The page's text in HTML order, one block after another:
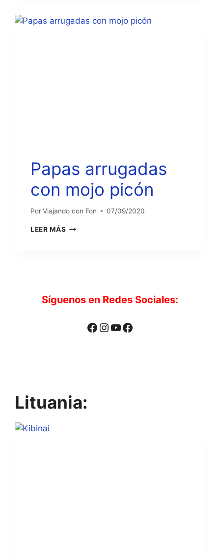
Papas arrugadas
con mojo picón
PorViajando con Fon 07/09/2020
LEER MÁS PAPAS
Síguenos en Redes Sociales:
Facebook
Instagram
YouTube
Facebook
Lituania: